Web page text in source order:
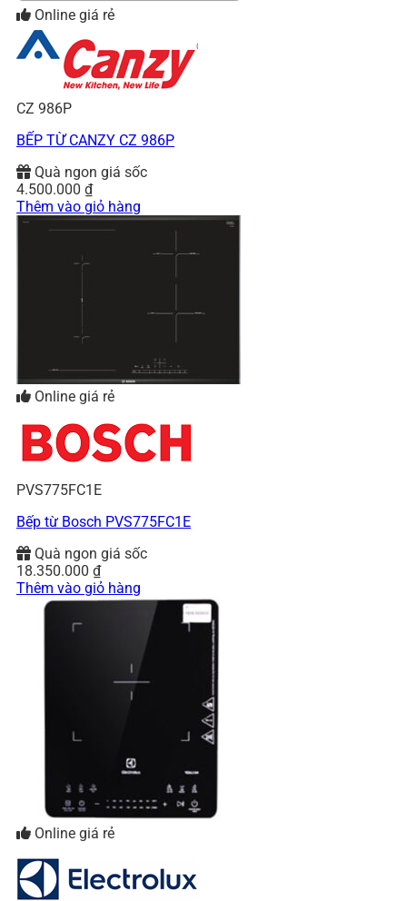
Online giá rẻ
CZ 986P
BẾP TỪ CANZY CZ 986P
Quà ngon giá sốc
4.500.000 ₫
Thêm vào giỏ hàng
Online giá rẻ
PVS775FC1E
Bếp từ Bosch PVS775FC1E
Quà ngon giá sốc
18.350.000 ₫
Thêm vào giỏ hàng
Online giá rẻ